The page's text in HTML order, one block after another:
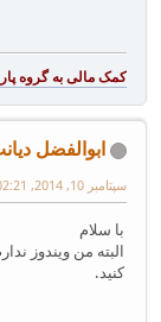
ابوالفضل
سپتامبر 10, 2014, 10:02:21 قبل از ظهر
با سلام
البته من ویندوز
کنید.